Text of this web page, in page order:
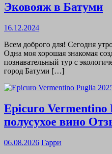
Эковояж в Батуми
16.12.2024
Всем доброго для! Сегодня
Одна моя хорошая знакомая
познавательный тур с
город Батуми […]
Epicuro Vermentino
полусухое вино
06.08.2026 Гарри